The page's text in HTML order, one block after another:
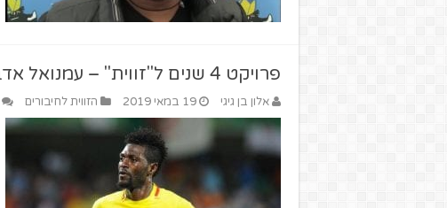
פרויקט 4 שנים ל"זווית" – עמנואל אדבאיור
אלון בן גיגי 19 במאי 2019 הזווית לחיבורים